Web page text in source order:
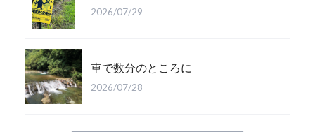
2026/07/29
車で数分のところに
2026/07/28